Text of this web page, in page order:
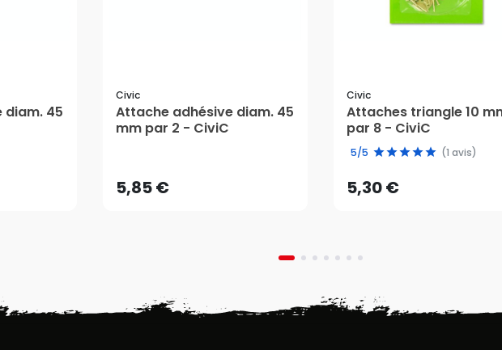
diam. 45
Civic
Attache adhésive diam. 45
mm par 2 - CiviC
5,85 €
5,85 €
AJOUTER AU PANIER
Civic
Attaches triangle 10
par 8 - CiviC
5/5 (1 avis)
5,30 €
5,30 €
AJOUTER AU PANIER